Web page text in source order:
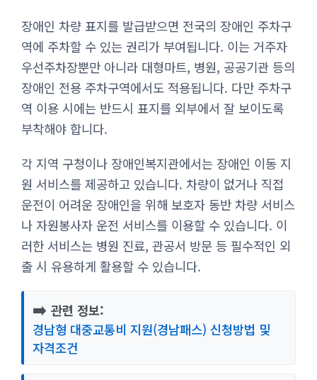
장애인 차량 표지를 발급받으면 전국의 장애인 주차구
역에 주차할 수 있는 권리가 부여됩니다. 이는 거주자
우선주차장뿐만 아니라 대형마트, 병원, 공공기관 등의
장애인 전용 주차구역에서도 적용됩니다. 다만 주차구
역 이용 시에는 반드시 표지를 외부에서 잘 보이도록
부착해야 합니다.
각 지역 구청이나 장애인복지관에서는 장애인 이동 지
원 서비스를 제공하고 있습니다. 차량이 없거나 직접
운전이 어려운 장애인을 위해 보호자 동반 차량 서비스
나 자원봉사자 운전 서비스를 이용할 수 있습니다. 이
러한 서비스는 병원 진료, 관공서 방문 등 필수적인 외
출 시 유용하게 활용할 수 있습니다.
➡️ 관련 정보:
경남형 대중교통비 지원(경남패스) 신청방법 및
자격조건